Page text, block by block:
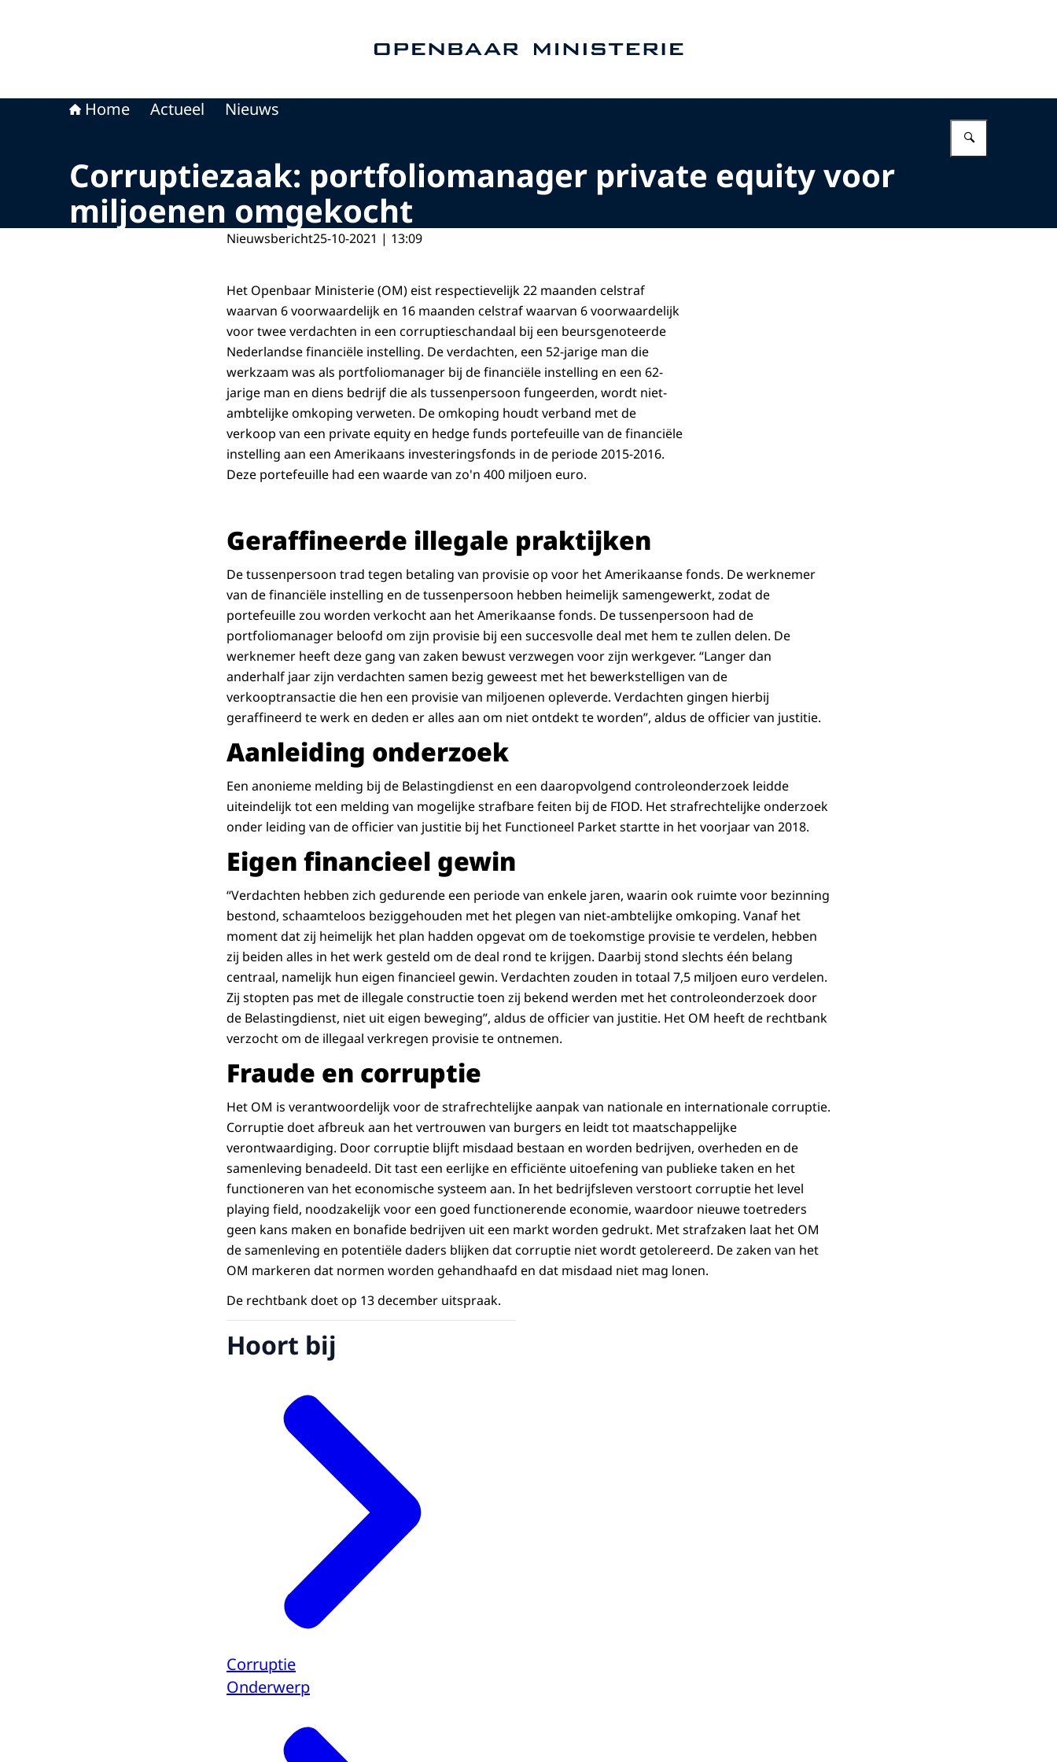
Home Actueel Nieuws
Corruptiezaak: portfoliomanager private equity voor
miljoenen omgekocht
Nieuwsbericht25-10-2021 | 13:09
Het Openbaar Ministerie (OM) eist respectievelijk 22 maanden celstraf
waarvan 6 voorwaardelijk en 16 maanden celstraf waarvan 6 voorwaardelijk
voor twee verdachten in een corruptieschandaal bij een beursgenoteerde
Nederlandse financiële instelling. De verdachten, een 52-jarige man die
werkzaam was als portfoliomanager bij de financiële instelling en een 62-
jarige man en diens bedrijf die als tussenpersoon fungeerden, wordt niet-
ambtelijke omkoping verweten. De omkoping houdt verband met de
verkoop van een private equity en hedge funds portefeuille van de financiële
instelling aan een Amerikaans investeringsfonds in de periode 2015-2016.
Deze portefeuille had een waarde van zo'n 400 miljoen euro.
Geraffineerde illegale praktijken
De tussenpersoon trad tegen betaling van provisie op voor het Amerikaanse fonds. De werknemer
van de financiële instelling en de tussenpersoon hebben heimelijk samengewerkt, zodat de
portefeuille zou worden verkocht aan het Amerikaanse fonds. De tussenpersoon had de
portfoliomanager beloofd om zijn provisie bij een succesvolle deal met hem te zullen delen. De
werknemer heeft deze gang van zaken bewust verzwegen voor zijn werkgever. “Langer dan
anderhalf jaar zijn verdachten samen bezig geweest met het bewerkstelligen van de
verkooptransactie die hen een provisie van miljoenen opleverde. Verdachten gingen hierbij
geraffineerd te werk en deden er alles aan om niet ontdekt te worden”, aldus de officier van justitie.
Aanleiding onderzoek
Een anonieme melding bij de Belastingdienst en een daaropvolgend controleonderzoek leidde
uiteindelijk tot een melding van mogelijke strafbare feiten bij de FIOD. Het strafrechtelijke onderzoek
onder leiding van de officier van justitie bij het Functioneel Parket startte in het voorjaar van 2018.
Eigen financieel gewin
“Verdachten hebben zich gedurende een periode van enkele jaren, waarin ook ruimte voor bezinning
bestond, schaamteloos beziggehouden met het plegen van niet-ambtelijke omkoping. Vanaf het
moment dat zij heimelijk het plan hadden opgevat om de toekomstige provisie te verdelen, hebben
zij beiden alles in het werk gesteld om de deal rond te krijgen. Daarbij stond slechts één belang
centraal, namelijk hun eigen financieel gewin. Verdachten zouden in totaal 7,5 miljoen euro verdelen.
Zij stopten pas met de illegale constructie toen zij bekend werden met het controleonderzoek door
de Belastingdienst, niet uit eigen beweging”, aldus de officier van justitie. Het OM heeft de rechtbank
verzocht om de illegaal verkregen provisie te ontnemen.
Fraude en corruptie
Het OM is verantwoordelijk voor de strafrechtelijke aanpak van nationale en internationale corruptie.
Corruptie doet afbreuk aan het vertrouwen van burgers en leidt tot maatschappelijke
verontwaardiging. Door corruptie blijft misdaad bestaan en worden bedrijven, overheden en de
samenleving benadeeld. Dit tast een eerlijke en efficiënte uitoefening van publieke taken en het
functioneren van het economische systeem aan. In het bedrijfsleven verstoort corruptie het level
playing field, noodzakelijk voor een goed functionerende economie, waardoor nieuwe toetreders
geen kans maken en bonafide bedrijven uit een markt worden gedrukt. Met strafzaken laat het OM
de samenleving en potentiële daders blijken dat corruptie niet wordt getolereerd. De zaken van het
OM markeren dat normen worden gehandhaafd en dat misdaad niet mag lonen.
De rechtbank doet op 13 december uitspraak.
Hoort bij
Corruptie
Onderwerp